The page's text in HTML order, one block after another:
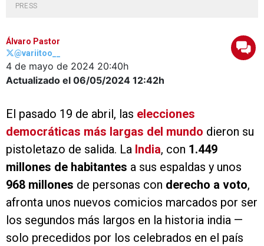
PRESS
Álvaro Pastor
@variitoo__
4 de mayo de 2024 20:40h
Actualizado el 06/05/2024 12:42h
El pasado 19 de abril, las elecciones
democráticas más largas del mundo dieron su
pistoletazo de salida. La India, con 1.449
millones de habitantes a sus espaldas y unos
968 millones de personas con derecho a voto,
afronta unos nuevos comicios marcados por ser
los segundos más largos en la historia india —
solo precedidos por los celebrados en el país